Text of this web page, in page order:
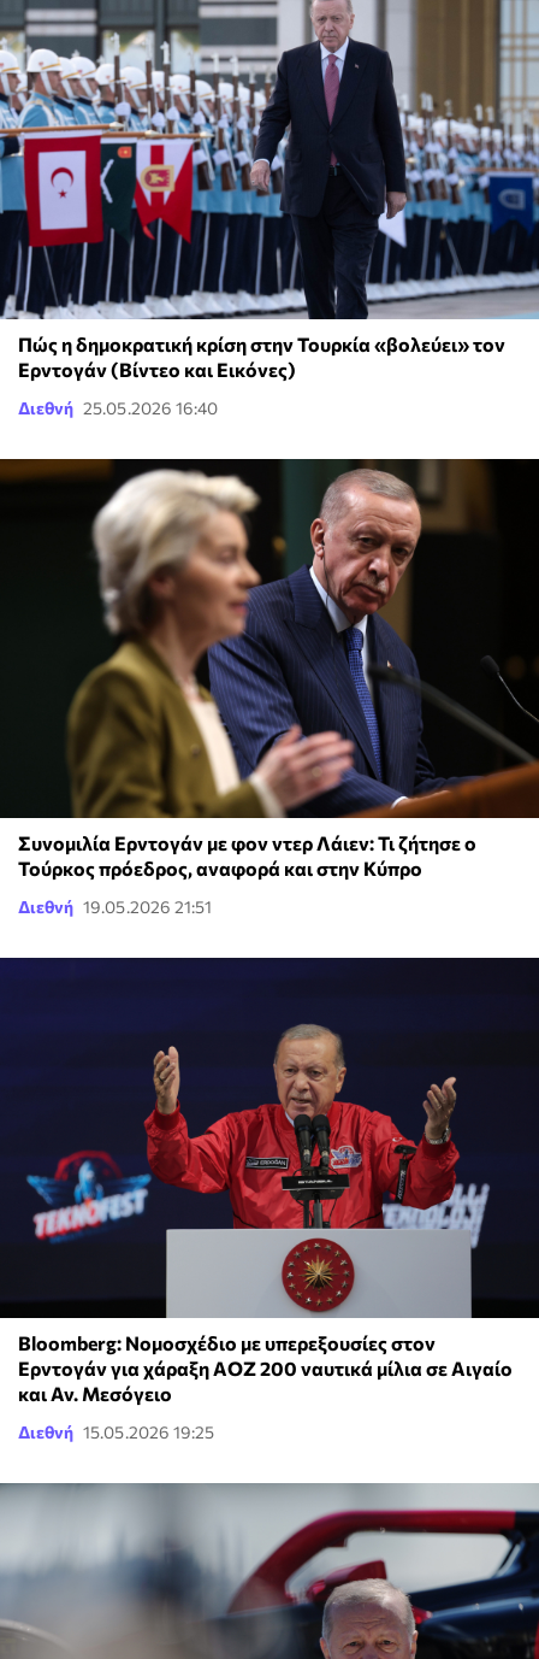
Πώς η δημοκρατική κρίση στην Τουρκία «βολεύει» τον
Ερντογάν (Βίντεο και Εικόνες)
Διεθνή 25.05.2026 16:40
Συνομιλία Ερντογάν με φον ντερ Λάιεν: Τι ζήτησε ο
Τούρκος πρόεδρος, αναφορά και στην Κύπρο
Διεθνή 19.05.2026 21:51
Bloomberg: Νομοσχέδιο με υπερεξουσίες στον
Ερντογάν για χάραξη ΑΟΖ 200 ναυτικά μίλια σε Αιγαίο
και Αν. Μεσόγειο
Διεθνή 15.05.2026 19:25